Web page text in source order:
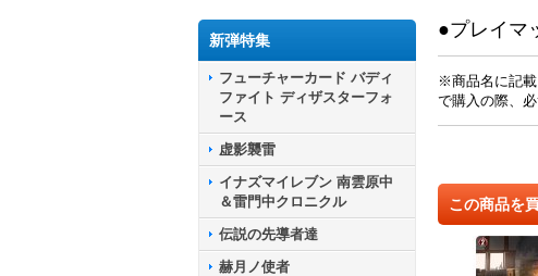
新弾特集
フューチャーカード バディ
ファイト ディザスターフォ
ース
虚影襲雷
イナズマイレブン 南雲原中
＆雷門中クロニクル
伝説の先導者達
赫月ノ使者
●プレイマ
※商品名に記載
で購入の際、
この商品を